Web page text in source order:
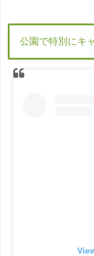
公園で特別にキ